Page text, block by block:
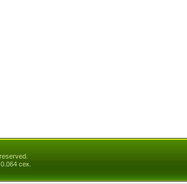
сек.